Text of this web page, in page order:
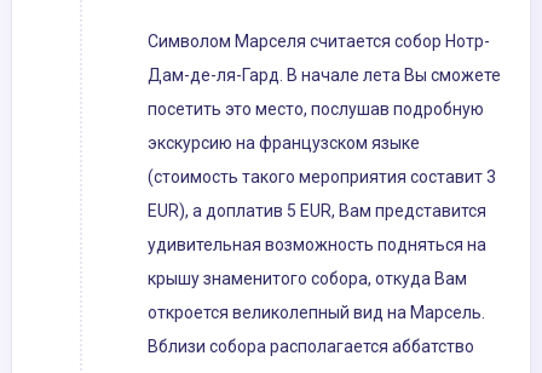
Символом Марселя считается собор Нотр-
Дам-де-ля-Гард. В начале лета Вы сможете
посетить это место, послушав подробную
экскурсию на французском языке
(стоимость такого мероприятия составит 3
EUR), а доплатив 5 EUR, Вам представится
удивительная возможность подняться на
крышу знаменитого собора, откуда Вам
откроется великолепный вид на Марсель.
Вблизи собора располагается аббатство